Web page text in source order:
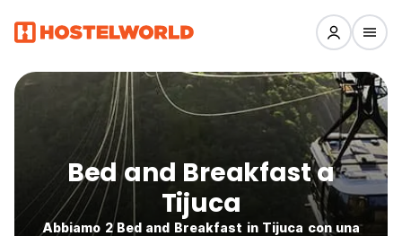
Bed and Breakfast a
Tijuca
Abbiamo 2 Bed and Breakfast in Tijuca con una